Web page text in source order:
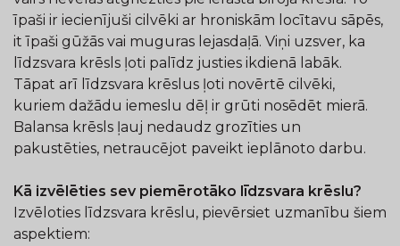
īpaši ir iecienījuši cilvēki ar hroniskām locītavu sāpēs,
it īpaši gūžās vai muguras lejasdaļā. Viņi uzsver, ka
līdzsvara krēsls ļoti palīdz justies ikdienā labāk.
Tāpat arī līdzsvara krēslus ļoti novērtē cilvēki,
kuriem dažādu iemeslu dēļ ir grūti nosēdēt mierā.
Balansa krēsls ļauj nedaudz grozīties un
pakustēties, netraucējot paveikt ieplānoto darbu.
Kā izvēlēties sev piemērotāko līdzsvara krēslu?
Izvēloties līdzsvara krēslu, pievērsiet uzmanību šiem
aspektiem: